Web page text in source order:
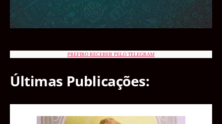
PREFIRO RECEBER PELO TELEGRAM
Últimas Publicações: